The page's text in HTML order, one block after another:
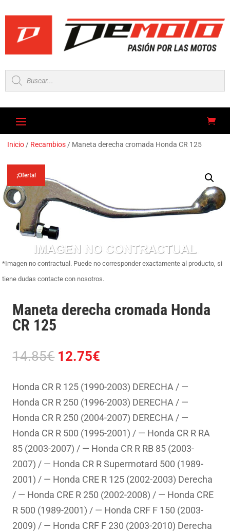
Búsqueda
de
productos
Inicio / Recambios / Maneta derecha cromada Honda CR 125
¡Oferta!
*Imagen no contractual. Puede no corresponder exactamente al producto, si
tiene dudas contacte con nosotros.
Maneta derecha cromada Honda
CR 125
14.85€ El
original
era:
14.85€.
12.75€
actual
es:
12.75€.
Honda CR R 125 (1990-2003) DERECHA / —
Honda CR R 250 (1996-2003) DERECHA / —
Honda CR R 250 (2004-2007) DERECHA / —
Honda CR R 500 (1995-2001) / — Honda CR R RA
85 (2003-2007) / — Honda CR R RB 85 (2003-
2007) / — Honda CR R Supermotard 500 (1989-
2001) / — Honda CRE R 125 (2002-2003) Derecha
/ — Honda CRE R 250 (2002-2008) / — Honda CRE
R 500 (1989-2001) / — Honda CRF F 150 (2003-
2009) / — Honda CRF F 230 (2003-2010) Derecha